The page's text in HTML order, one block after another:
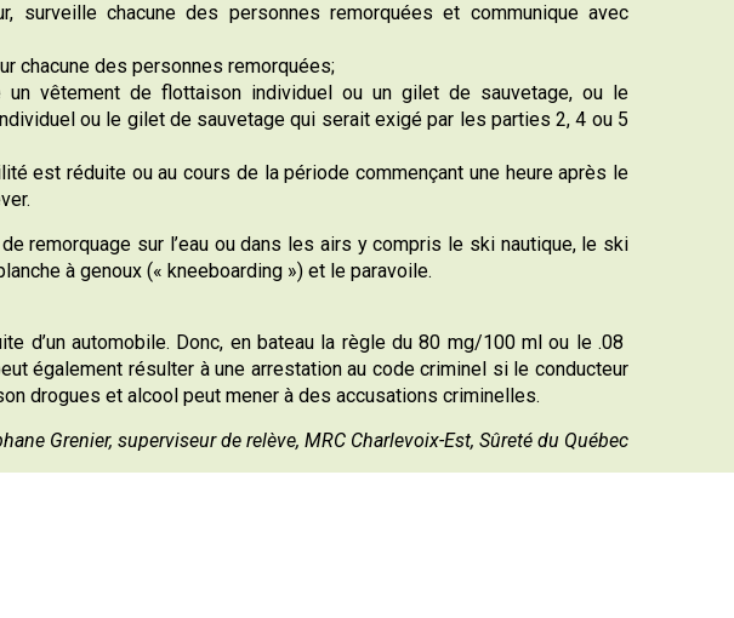
surveille chacune des personnes remorquées et communique avec
chacune des personnes remorquées;
un vêtement de flottaison individuel ou un gilet de sauvetage, ou le
ou le gilet de sauvetage qui serait exigé par les parties 2, 4 ou 5
est réduite ou au cours de la période commençant une heure après le
remorquage sur l’eau ou dans les airs y compris le ski nautique, le ski
à genoux (« kneeboarding ») et le paravoile.
d’un automobile. Donc, en bateau la règle du 80 mg/100 ml ou le .08
également résulter à une arrestation au code criminel si le conducteur
drogues et alcool peut mener à des accusations criminelles.
Grenier, superviseur de relève, MRC Charlevoix-Est, Sûreté du Québec